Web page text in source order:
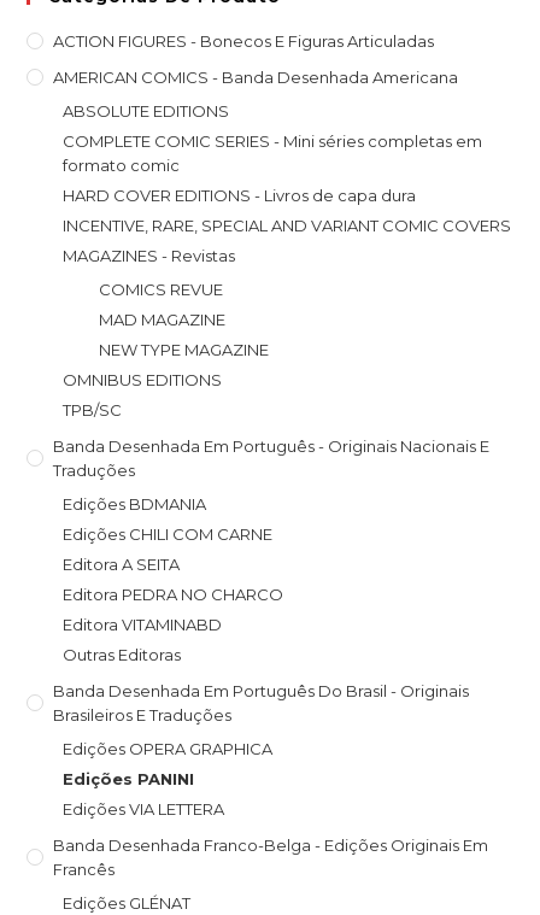
ACTION FIGURES - Bonecos E Figuras Articuladas
AMERICAN COMICS - Banda Desenhada Americana
ABSOLUTE EDITIONS
COMPLETE COMIC SERIES - Mini séries completas em
formato comic
HARD COVER EDITIONS - Livros de capa dura
INCENTIVE, RARE, SPECIAL AND VARIANT COMIC COVERS
MAGAZINES - Revistas
COMICS REVUE
MAD MAGAZINE
NEW TYPE MAGAZINE
OMNIBUS EDITIONS
TPB/SC
Banda Desenhada Em Português - Originais Nacionais E
Traduções
Edições BDMANIA
Edições CHILI COM CARNE
Editora A SEITA
Editora PEDRA NO CHARCO
Editora VITAMINABD
Outras Editoras
Banda Desenhada Em Português Do Brasil - Originais
Brasileiros E Traduções
Edições OPERA GRAPHICA
Edições PANINI
Edições VIA LETTERA
Banda Desenhada Franco-Belga - Edições Originais Em
Francês
Edições GLÉNAT